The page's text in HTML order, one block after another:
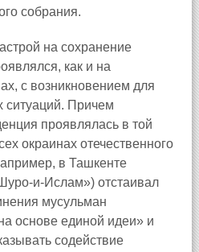
собрания.
на сохранение
как и на
с возникновением для
ситуаций. Причем
проявлялась в той
окраинах отечественного
в Ташкенте
и-Ислам») отстаивал
мусульман
основе единой идеи» и
содействие